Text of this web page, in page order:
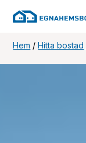
Hem /Hitta bostad